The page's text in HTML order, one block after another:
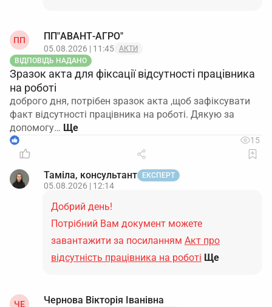
ПП ПП"АВАНТ-АГРО"
05.08.2026 | 11:45 АКТИ
ВІДПОВІДЬ НАДАНО
Зразок акта для фіксації відсутності працівника
на роботі
доброго дня, потрібен зразок акта ,щоб зафіксувати
факт відсутності працівника на роботі. Дякую за
допомогу…
1 15
Таміла, консультант ЕКСПЕРТ
05.08.2026 | 12:14
Добрий день!
Потрібний Вам документ можете
завантажити за посиланням Акт про
відсутність працівника на роботі Ще
ЧЕ Чернова Вікторія Іванівна